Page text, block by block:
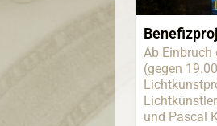
Ab Einbruch
(gegen
und Pascal